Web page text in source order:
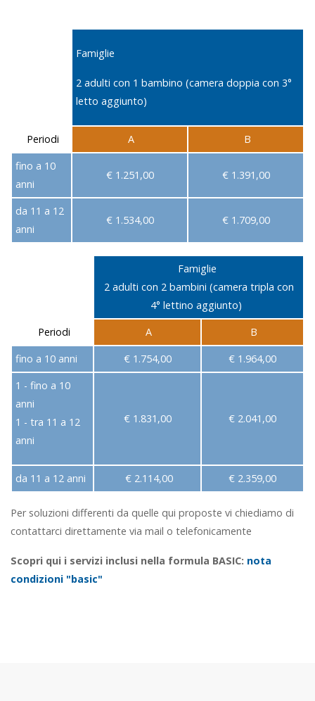
Famiglie
2 adulti con 1 bambino (camera doppia con 3°
letto aggiunto)
Periodi A
B
fino a 10
anni
€ 1.251,00 € 1.391,00
da 11 a 12
anni
€ 1.534,00 € 1.709,00
Famiglie
2 adulti con 2 bambini (camera tripla con
4° lettino aggiunto)
Periodi
A
B
fino a 10 anni
€ 1.754,00
€ 1.964,00
1 - fino a 10
anni
1 - tra 11 a 12
anni
€ 1.831,00 € 2.041,00
da 11 a 12 anni € 2.114,00 € 2.359,00
Per soluzioni differenti da quelle qui proposte vi chiediamo di
contattarci direttamente via mail o telefonicamente
Scopri qui i servizi inclusi nella formula BASIC: nota
condizioni "basic"